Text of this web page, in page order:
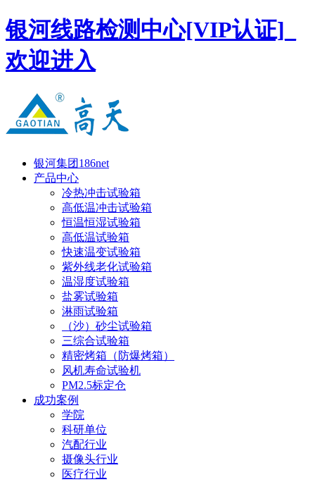
银河线路检测中心[VIP认证]_
欢迎进入
银河集团186net
产品中心
冷热冲击试验箱
高低温冲击试验箱
恒温恒湿试验箱
高低温试验箱
快速温变试验箱
紫外线老化试验箱
温湿度试验箱
盐雾试验箱
淋雨试验箱
（沙）砂尘试验箱
三综合试验箱
精密烤箱（防爆烤箱）
风机寿命试验机
PM2.5标定仓
成功案例
学院
科研单位
汽配行业
摄像头行业
医疗行业